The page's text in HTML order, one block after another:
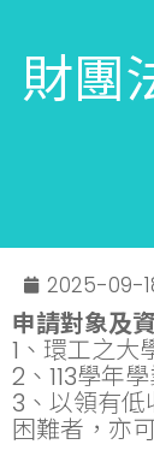
財團
2025-09-
申請對象及
1、環工之大
2、113學年
3、以領有
困難者，亦